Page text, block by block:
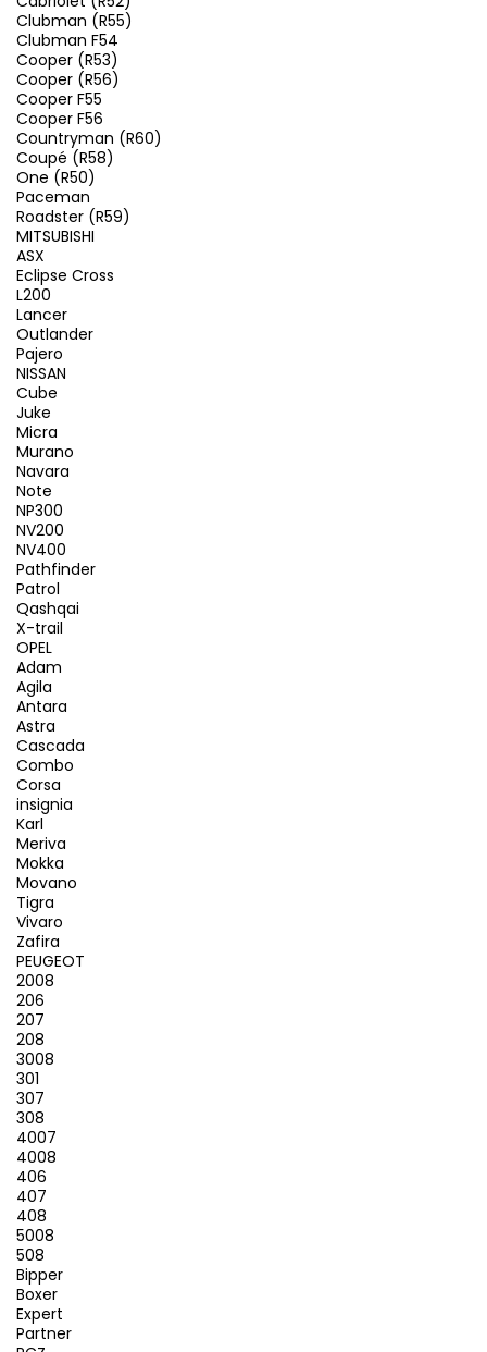
Clubman (R55)
Clubman F54
Cooper (R53)
Cooper (R56)
Cooper F55
Cooper F56
Countryman (R60)
Coupé (R58)
One (R50)
Paceman
Roadster (R59)
MITSUBISHI
ASX
Eclipse Cross
L200
Lancer
Outlander
Pajero
NISSAN
Cube
Juke
Micra
Murano
Navara
Note
NP300
NV200
NV400
Pathfinder
Patrol
Qashqai
X-trail
OPEL
Adam
Agila
Antara
Astra
Cascada
Combo
Corsa
insignia
Karl
Meriva
Mokka
Movano
Tigra
Vivaro
Zafira
PEUGEOT
2008
206
207
208
3008
301
307
308
4007
4008
406
407
408
5008
508
Bipper
Boxer
Expert
Partner